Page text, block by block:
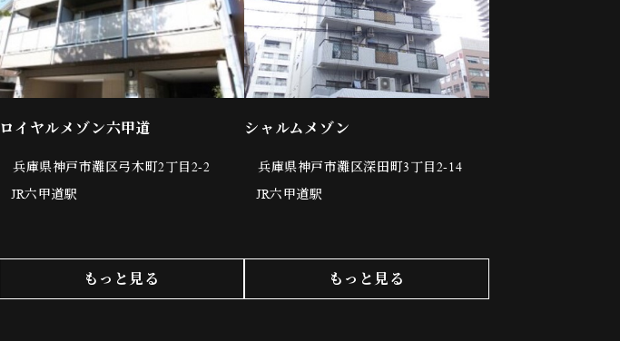
ロイヤルメゾン六甲道
兵庫県神戸市灘区弓木町2丁目2-2
JR六甲道駅
もっと見る
シャルムメゾン
兵庫県神戸市灘区深田町3丁目2-14
JR六甲道駅
もっと見る